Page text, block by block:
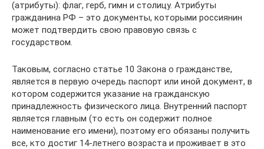
(атрибуты): флаг, герб, гимн и столицу. Атрибуты
гражданина РФ – это документы, которыми россиянин
может подтвердить свою правовую связь с
государством.
Таковым, согласно статье 10 Закона о гражданстве,
является в первую очередь паспорт или иной документ, в
котором содержится указание на гражданскую
принадлежность физического лица. Внутренний паспорт
является главным (то есть он содержит полное
наименование его имени), поэтому его обязаны получить
все, кто достиг 14-летнего возраста и проживает в это